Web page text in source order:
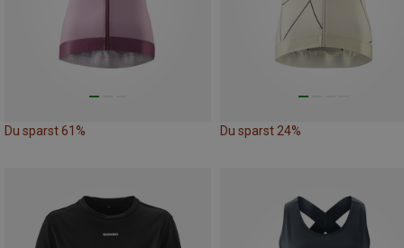
Du sparst 61% Du sparst 24%